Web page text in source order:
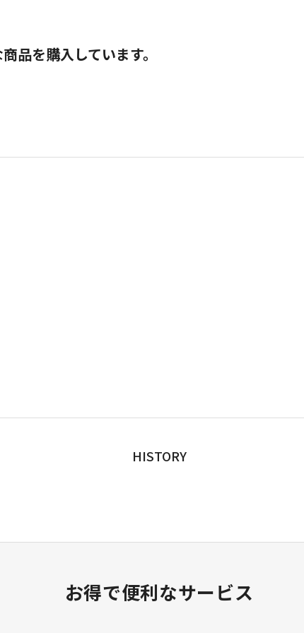
品を購入しています。
HISTORY
お得で便利なサービス